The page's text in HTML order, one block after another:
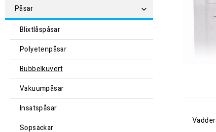
Påsar
Blixtlåspåsar
Polyetenpåsar
Bubbelkuvert
Vakuumpåsar
Insatspåsar
Sopsäckar